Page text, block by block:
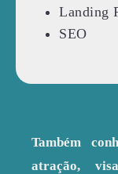
Landing
SEO
Também
atração,